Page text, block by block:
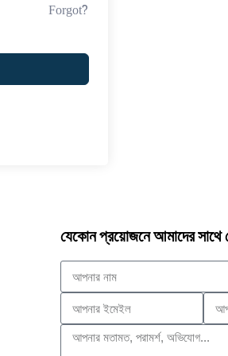
Forgot?
যেকোন প্রয়োজনে আমাদের